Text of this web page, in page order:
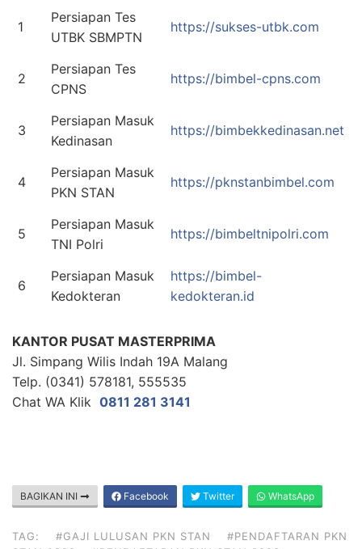
1
Persiapan Tes
UTBK SBMPTN
https://sukses-utbk.com
2
Persiapan Tes
CPNS
https://bimbel-cpns.com
3
Persiapan Masuk
Kedinasan
https://bimbekkedinasan.net
4
Persiapan Masuk
PKN STAN
https://pknstanbimbel.com
5
Persiapan Masuk
TNI Polri
https://bimbeltnipolri.com
6
Persiapan Masuk
Kedokteran
https://bimbel-
kedokteran.id
KANTOR PUSAT MASTERPRIMA
Jl. Simpang Wilis Indah 19A Malang
Telp. (0341) 578181, 555535
Chat WA Klik 0811 281 3141
BAGIKAN INI Facebook Twitter WhatsApp
TAG: #GAJI LULUSAN PKN STAN
#PENDAFTARAN PKN